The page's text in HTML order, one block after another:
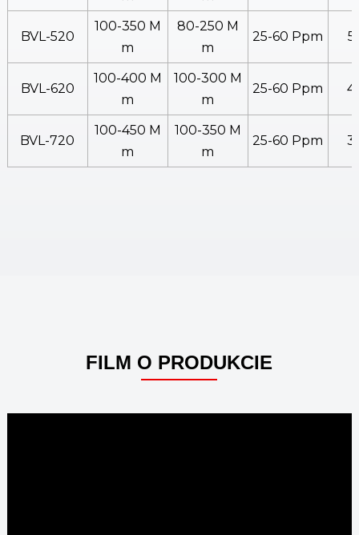
BVL-520
100-350 M
M
80-250 M
M
25-60 Ppm
BVL-620
100-400 M
M
100-300 M
M
25-60 Ppm
BVL-720
100-450 M
M
100-350 M
M
25-60 Ppm
FILM O PRODUKCIE